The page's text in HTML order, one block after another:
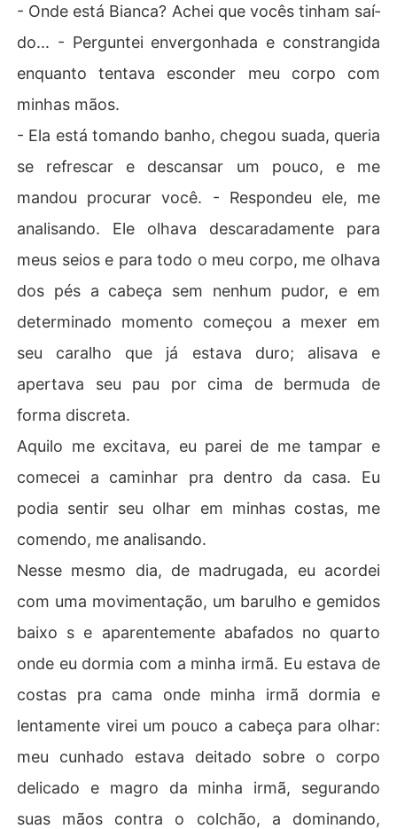
- Onde está Bianca? Achei que vocês tinham saí­
do... - Perguntei envergonhada e constrangida
enquanto tentava esconder meu corpo com
minhas mãos.
- Ela está tomando banho, chegou suada, queria
se refrescar e descansar um pouco, e me
mandou procurar você. - Respondeu ele, me
analisando. Ele olhava descaradamente para
meus seios e para todo o meu corpo, me olhava
dos pés a cabeça sem nenhum pudor, e em
determinado momento começou a mexer em
seu caralho que já estava duro; alisava e
apertava seu pau por cima de bermuda de
forma discreta.
Aquilo me excitava, eu parei de me tampar e
comecei a caminhar pra dentro da casa. Eu
podia sentir seu olhar em minhas costas, me
comendo, me analisando.
Nesse mesmo dia, de madrugada, eu acordei
com uma movimentação, um barulho e gemidos
baixo s e aparentemente abafados no quarto
onde eu dormia com a minha irmã. Eu estava de
costas pra cama onde minha irmã dormia e
lentamente virei um pouco a cabeça para olhar:
meu cunhado estava deitado sobre o corpo
delicado e magro da minha irmã, segurando
suas mãos contra o colchão, a dominando,